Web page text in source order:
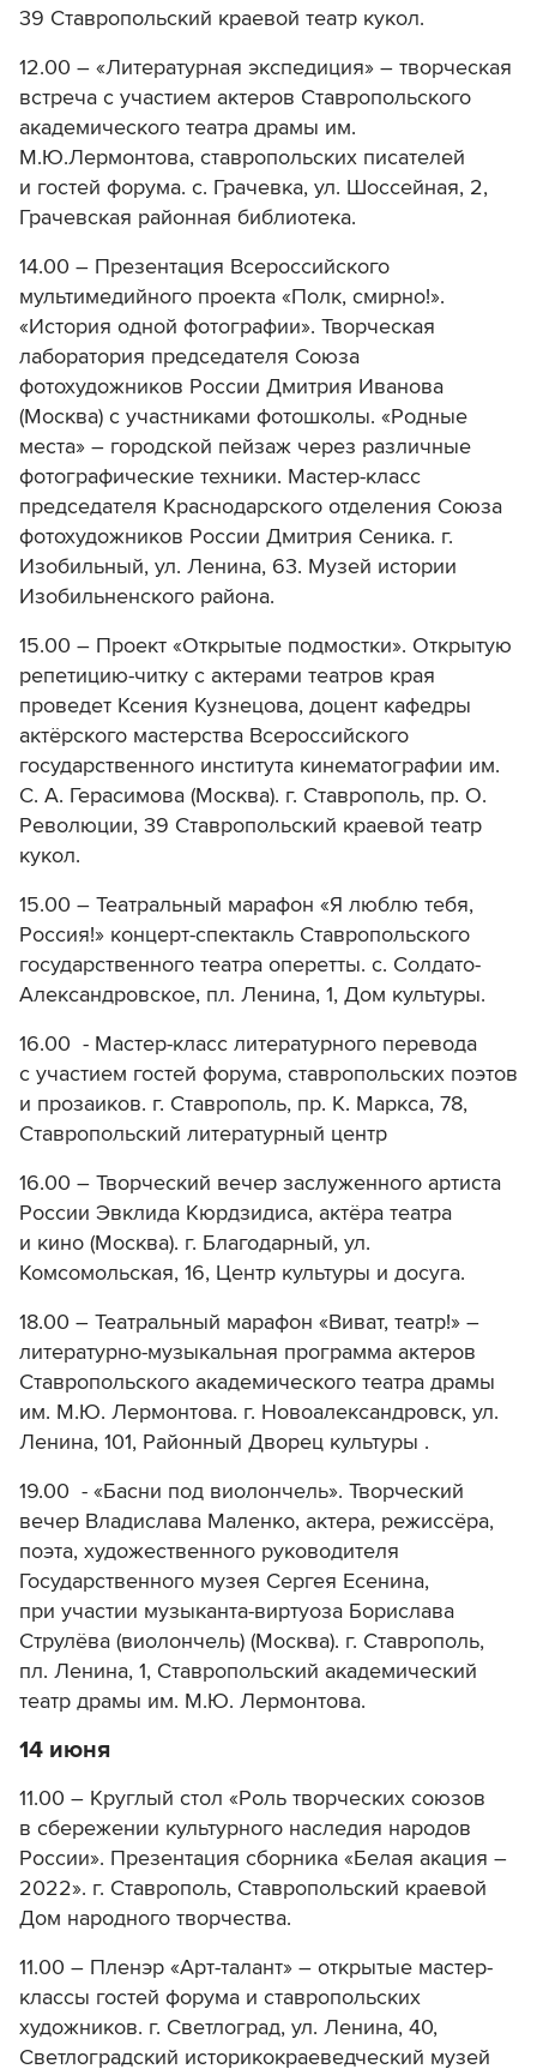
39 Ставропольский краевой театр кукол.
12.00 – «Литературная экспедиция» – творческая
встреча с участием актеров Ставропольского
академического театра драмы им.
М.Ю.Лермонтова, ставропольских писателей
и гостей форума. с. Грачевка, ул. Шоссейная, 2,
Грачевская районная библиотека.
14.00 – Презентация Всероссийского
мультимедийного проекта «Полк, смирно!».
«История одной фотографии». Творческая
лаборатория председателя Союза
фотохудожников России Дмитрия Иванова
(Москва) с участниками фотошколы. «Родные
места» – городской пейзаж через различные
фотографические техники. Мастер-класс
председателя Краснодарского отделения Союза
фотохудожников России Дмитрия Сеника. г.
Изобильный, ул. Ленина, 63. Музей истории
Изобильненского района.
15.00 – Проект «Открытые подмостки». Открытую
репетицию-читку с актерами театров края
проведет Ксения Кузнецова, доцент кафедры
актёрского мастерства Всероссийского
государственного института кинематографии им.
С. А. Герасимова (Москва). г. Ставрополь, пр. О.
Революции, 39 Ставропольский краевой театр
кукол.
15.00 – Театральный марафон «Я люблю тебя,
Россия!» концерт-спектакль Ставропольского
государственного театра оперетты. с. Солдато-
Александровское, пл. Ленина, 1, Дом культуры.
16.00 - Мастер-класс литературного перевода
с участием гостей форума, ставропольских поэтов
и прозаиков. г. Ставрополь, пр. К. Маркса, 78,
Ставропольский литературный центр
16.00 – Творческий вечер заслуженного артиста
России Эвклида Кюрдзидиса, актёра театра
и кино (Москва). г. Благодарный, ул.
Комсомольская, 16, Центр культуры и досуга.
18.00 – Театральный марафон «Виват, театр!» –
литературно-музыкальная программа актеров
Ставропольского академического театра драмы
им. М.Ю. Лермонтова. г. Новоалександровск, ул.
Ленина, 101, Районный Дворец культуры .
19.00 - «Басни под виолончель». Творческий
вечер Владислава Маленко, актера, режиссёра,
поэта, художественного руководителя
Государственного музея Сергея Есенина,
при участии музыканта-виртуоза Борислава
Струлёва (виолончель) (Москва). г. Ставрополь,
пл. Ленина, 1, Ставропольский академический
театр драмы им. М.Ю. Лермонтова.
14 июня
11.00 – Круглый стол «Роль творческих союзов
в сбережении культурного наследия народов
России». Презентация сборника «Белая акация –
2022». г. Ставрополь, Ставропольский краевой
Дом народного творчества.
11.00 – Пленэр «Арт-талант» – открытые мастер-
классы гостей форума и ставропольских
художников. г. Светлоград, ул. Ленина, 40,
Светлоградский историкокраеведческий музей